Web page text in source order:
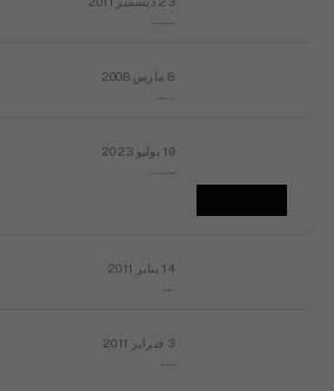
8 مارس 2008
19 يوليو 2023
14 يناير 2011
3 فبراير 2011